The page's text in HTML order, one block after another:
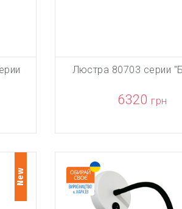
ТОВАР ДОБАВЛЕН ВВ КОРЗИНУ
Люстра 80703 серии
6320 грн
New